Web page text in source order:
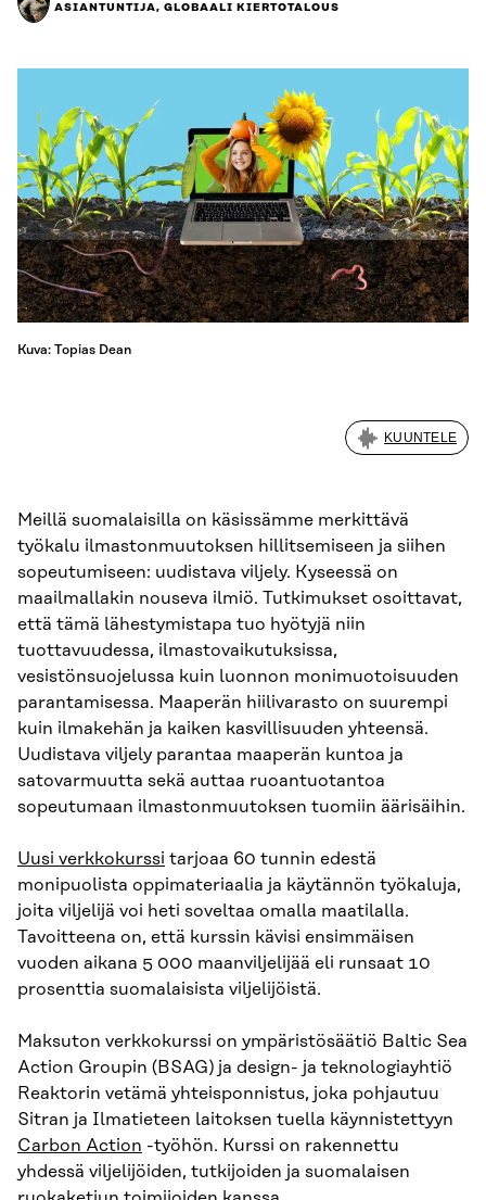
ASIANTUNTIJA, GLOBAALI KIERTOTALOUS
Kuva: Topias Dean
KUUNTELE
Meillä suomalaisilla on käsissämme merkittävä
työkalu ilmastonmuutoksen hillitsemiseen ja siihen
sopeutumiseen: uudistava viljely. Kyseessä on
maailmallakin nouseva ilmiö. Tutkimukset osoittavat,
että tämä lähestymistapa tuo hyötyjä niin
tuottavuudessa, ilmastovaikutuksissa,
vesistönsuojelussa kuin luonnon monimuotoisuuden
parantamisessa. Maaperän hiilivarasto on suurempi
kuin ilmakehän ja kaiken kasvillisuuden yhteensä.
Uudistava viljely parantaa maaperän kuntoa ja
satovarmuutta sekä auttaa ruoantuotantoa
sopeutumaan ilmastonmuutoksen tuomiin äärisäihin.
Uusi verkkokurssi tarjoaa 60 tunnin edestä
monipuolista oppimateriaalia ja käytännön työkaluja,
joita viljelijä voi heti soveltaa omalla maatilalla.
Tavoitteena on, että kurssin kävisi ensimmäisen
vuoden aikana 5 000 maanviljelijää eli runsaat 10
prosenttia suomalaisista viljelijöistä.
Maksuton verkkokurssi on ympäristösäätiö Baltic Sea
Action Groupin (BSAG) ja design- ja teknologiayhtiö
Reaktorin vetämä yhteisponnistus, joka pohjautuu
Sitran ja Ilmatieteen laitoksen tuella käynnistettyyn
Carbon Action -työhön. Kurssi on rakennettu
yhdessä viljelijöiden, tutkijoiden ja suomalaisen